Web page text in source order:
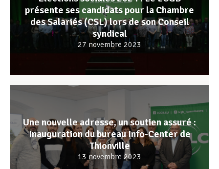
Assistance en vie privée
Développement professionnel
Actualités
présente ses candidats pour la Chambre
des Salariés (CSL) lors de son Conseil
syndical
27 novembre 2023
Une nouvelle adresse, un soutien assuré :
Inauguration du bureau Info-Center de
Thionville
13 novembre 2023